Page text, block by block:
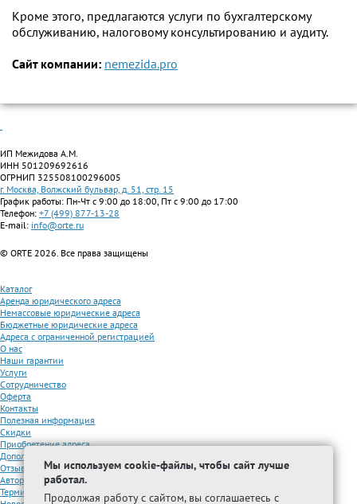
Кроме этого, предлагаются услуги по бухгалтерскому
обслуживанию, налоговому консультированию и аудиту.
Сайт компании: nemezida.pro
ИП Межидова А.М.
ИНН 501209692616
ОГРНИП 325508100296005
г. Москва, Волжский бульвар, д. 51, стр. 15
График работы: Пн-Чт с 9:00 до 18:00, Пт с 9:00 до 17:00
Телефон: +7 (499) 877-13-28
E-mail: info@orte.ru
© ORTE 2026. Все права защищены
Каталог
Аренда юридического адреса
Немассовые юридические адреса
Бюджетные юридические адреса
Адреса с ограниченной регистрацией
О нас
Наши гарантии
Услуги
Сотрудничество
Оферта
Контакты
Полезная информация
Скидки
Приобретение адреса
Дополнительные услуги
Отзывы
Авторизованные партнеры
Термины
Мы используем cookie-файлы, чтобы сайт лучше
работал.
Продолжая работу с сайтом, вы соглашаетесь с